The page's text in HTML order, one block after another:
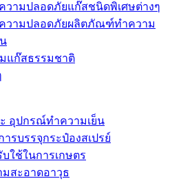
วามปลอดภัยแก๊สชนิดพิเศษต่างๆ
วามปลอดภัยผลิตภัณฑ์ทำความ
แก๊สธรรมชาติ
อุปกรณ์ทำความเย็น
รบรรจุกระป๋องสเปรย์
ใช้ในการเกษตร
มสะอาดอาวุธ